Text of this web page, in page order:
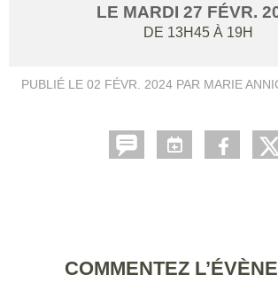
LE MARDI 27 FÉVR.
DE 13H45 À 19H
PUBLIÉ LE 02 FÉVR. 2024PAR MARIE
COMMENTEZ